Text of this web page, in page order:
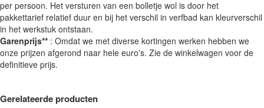
per persoon. Het versturen van een bolletje wol is door het
pakkettarief relatief duur en bij het verschil in verfbad kan kleurverschil
in het werkstuk ontstaan.
Garenprijs** : Omdat we met diverse kortingen werken hebben we
onze prijzen afgerond naar hele euro's. Zie de winkelwagen voor de
definitieve prijs.
Gerelateerde producten